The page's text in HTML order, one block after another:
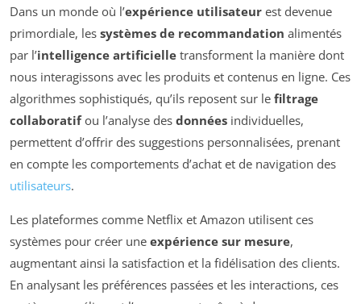
Dans un monde où l’expérience utilisateur est devenue
primordiale, les systèmes de recommandation alimentés
par l’intelligence artificielle transforment la manière dont
nous interagissons avec les produits et contenus en ligne. Ces
algorithmes sophistiqués, qu’ils reposent sur le filtrage
collaboratifou l’analyse des données individuelles,
permettent d’offrir des suggestions personnalisées, prenant
en compte les comportements d’achat et de navigation des
utilisateurs.
Les plateformes comme Netflix et Amazon utilisent ces
systèmes pour créer une expérience sur mesure,
augmentant ainsi la satisfaction et la fidélisation des clients.
En analysant les préférences passées et les interactions, ces